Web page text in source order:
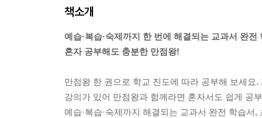
책소개
예습·복습·숙제까지 한 번에 해결되는 교과서 완전
혼자 공부해도 충분한 만점왕!
만점왕 한 권으로 학교 진도에 따라 공부해 보세
강의가 있어 만점왕과 함께라면 혼자서도 쉽게 공
예습·복습·숙제까지 해결되는 교과서 완전 학습서